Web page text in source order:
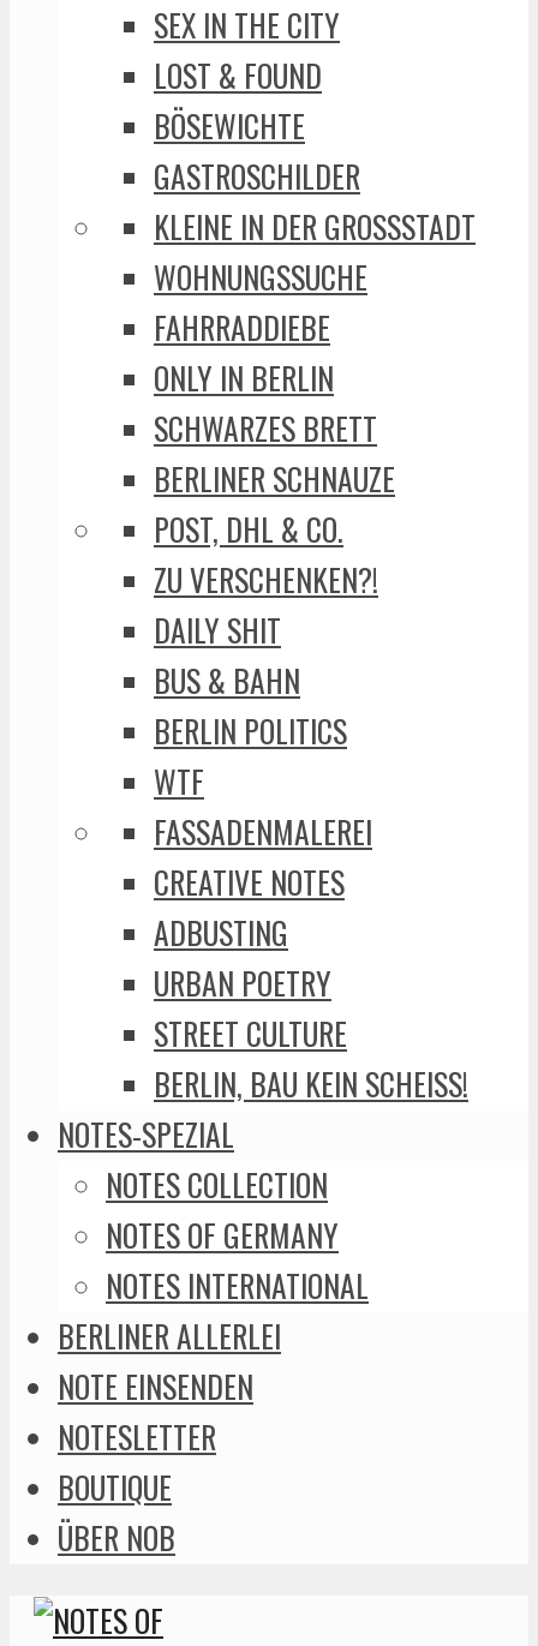
SEX IN THE CITY
LOST & FOUND
BÖSEWICHTE
GASTROSCHILDER
KLEINE IN DER GROSSSTADT
WOHNUNGSSUCHE
FAHRRADDIEBE
ONLY IN BERLIN
SCHWARZES BRETT
BERLINER SCHNAUZE
POST, DHL & CO.
ZU VERSCHENKEN?!
DAILY SHIT
BUS & BAHN
BERLIN POLITICS
WTF
FASSADENMALEREI
CREATIVE NOTES
ADBUSTING
URBAN POETRY
STREET CULTURE
BERLIN, BAU KEIN SCHEISS!
NOTES-SPEZIAL
NOTES COLLECTION
NOTES OF GERMANY
NOTES INTERNATIONAL
BERLINER ALLERLEI
NOTE EINSENDEN
NOTESLETTER
BOUTIQUE
ÜBER NOB